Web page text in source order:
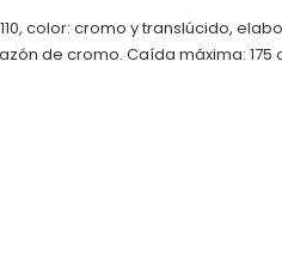
color: cromo y translúcido,
de cromo. Caída máxima: 175